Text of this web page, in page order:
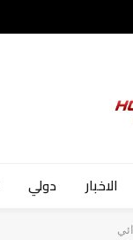
الاخبار دولي